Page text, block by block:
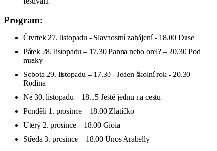
Program:
Čtvrtek 27. listopadu - Slavnostní zahájení - 18.00 Duse
Pátek 28. listopadu – 17.30 Panna nebo orel? – 20.30 Pod
mraky
Sobota 29. listopadu – 17.30 Jeden školní rok - 20.30
Rodina
Ne 30. listopadu – 18.15 Ještě jednu na cestu
Pondělí 1. prosince – 18.00 Zlatíčko
Úterý 2. prosince – 18.00 Gioia
Středa 3. prosince – 18.00 Únos Arabelly